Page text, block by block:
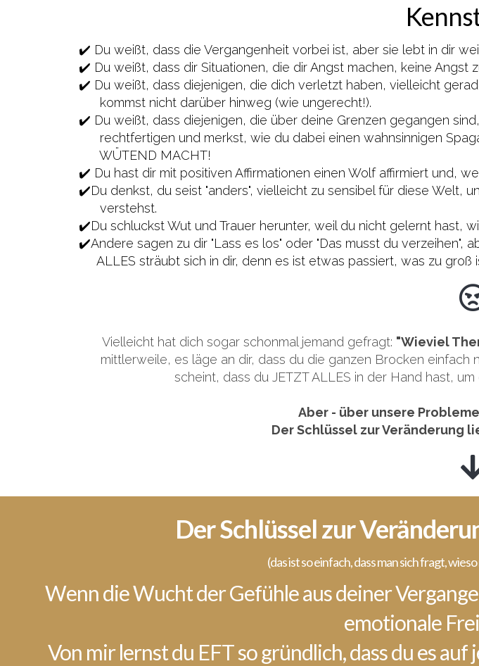
✔️ Du weißt, dass die Vergangenheit vorbei ist, aber sie lebt in dir
✔️ Du weißt, dass dir Situationen, die dir Angst machen, keine Angst
✔️ Du weißt, dass diejenigen, die dich verletzt haben, vielleicht
kommst nicht darüber hinweg (wie ungerecht!).
✔️ Du weißt, dass diejenigen, die über deine Grenzen gegangen
rechtfertigen und merkst, wie du dabei einen wahnsinnigen
WÜTEND MACHT!
✔️ Du hast dir mit positiven Affirmationen einen Wolf affirmiert und,
✔️Du denkst, du seist "anders", vielleicht zu sensibel für diese Welt,
verstehst.
✔️Du schluckst Wut und Trauer herunter, weil du nicht gelernt hast,
✔️Andere sagen zu dir "Lass es los" oder "Das musst du verzeihen",
ALLES sträubt sich in dir, denn es ist etwas passiert, was zu groß
Vielleicht hat dich sogar schonmal jemand gefragt: "Wieviel
mittlerweile, es läge an dir, dass du die ganzen Brocken
scheint, dass du JETZT ALLES in der Hand hast,
Aber - über unsere
Der Schlüssel zur Veränderung
Der Schlüssel zur
(das ist so einfach, dass man sich fragt,
Wenn die Wucht der Gefühle aus deiner
emotionale
Von mir lernst du EFT so gründlich, dass du es